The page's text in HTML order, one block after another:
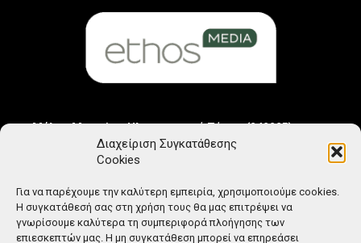
Διαχείριση Συγκατάθεσης
Cookies
Για να παρέχουμε την καλύτερη εμπειρία, χρησιμοποιούμε cookies.
Η συγκατάθεσή σας στη χρήση τους θα μας επιτρέψει να
γνωρίσουμε καλύτερα τη συμπεριφορά πλοήγησης των
επιεσκεπτών μας. Η μη συγκατάθεση μπορεί να επηρεάσει
Μέλος Μητρώου Ηλεκτρονικού Τύπου (242225)